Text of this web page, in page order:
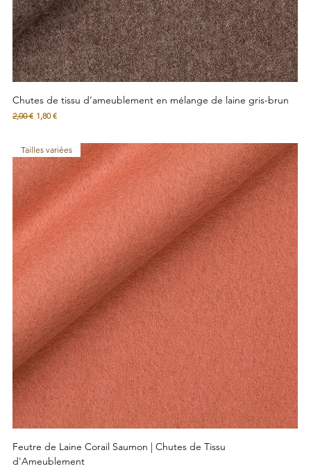
Chutes de tissu d’ameublement en mélange de laine gris-brun
Prix original
2,00 € Prix promotionnel
1,80 €
Tailles variées
Feutre de Laine Corail Saumon | Chutes de Tissu
d'Ameublement